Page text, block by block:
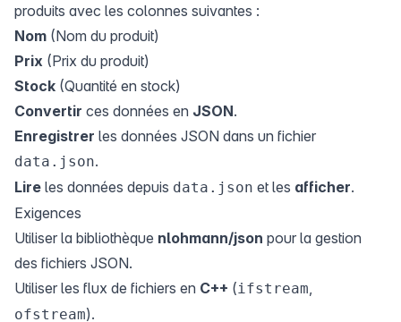
produits avec les colonnes suivantes :
Nom (Nom du produit)
Prix (Prix du produit)
Stock (Quantité en stock)
Convertir ces données en JSON.
Enregistrer les données JSON dans un fichier
data.json.
Lire les données depuis data.json et les afficher.
Exigences
Utiliser la bibliothèque nlohmann/json pour la gestion
des fichiers JSON.
Utiliser les flux de fichiers en C++ (ifstream
ofstream).